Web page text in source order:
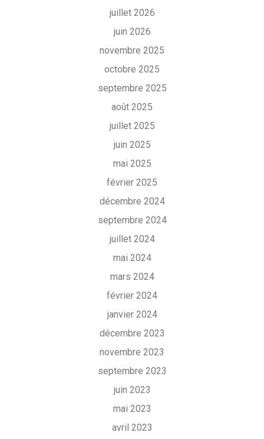
juillet 2026
juin 2026
novembre 2025
octobre 2025
septembre 2025
août 2025
juillet 2025
juin 2025
mai 2025
février 2025
décembre 2024
septembre 2024
juillet 2024
mai 2024
mars 2024
février 2024
janvier 2024
décembre 2023
novembre 2023
septembre 2023
juin 2023
mai 2023
avril 2023